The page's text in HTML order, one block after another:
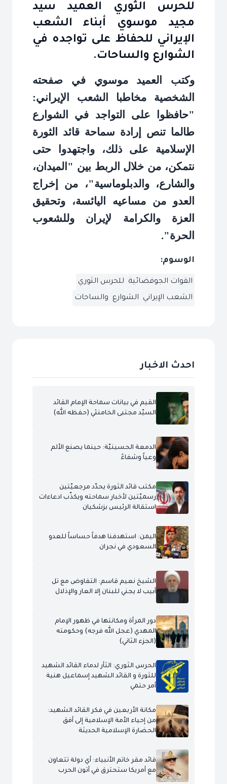
للحرس الثوري العميد سيد
مجيد موسوي أبناء الشعب
الإيراني للحفاظ على تواجده في
الشوارع والساحات.
وكتب العميد موسوي في صفحته
الشخصية مخاطبا الشعب الإيراني:
"حافظوا على التواجد في الشوارع
طالما تنص إرادة سماحة قائد الثورة
الإسلامية على ذلك، واجتهدوا حتى
نتمكن، من خلال الربط بين "الميدان،
والشارع، والدبلوماسية"، من إخراج
العدو من مساعيه اليائسة، وتحقيق
العزة والكرامة لإيران وللشعوب
الحرة."
الوسوم:
القوات الجوفضائية
للحرس الثوري
الشعب الإيراني
الشوارع والساحات
احدث الاخبار
القيم في بيانات سماحة الإمام القائد
السيّد مجتبى الخامنئي (حفظه الله)
الدمعة الحسينيّة: حينما يصنع الألم
وعياً وشفاءً
مكتب قائد الثورة يحدّد مرجعيّتين
رسميّتين لأخبار سماحته ويكذّب ادعاءات
استقالة الرئيس بزشكيان
اليمن: استهدفنا هدفاً حساساً للعدو
السعودي في نجران
الشيخ نعيم قاسم: التفاوض مع تل
أبيب لا يجني للبنان إلا العار والإذلال
دور المرأة ومكانتها في ظهور الإمام
المهدي (عجل الله فرجه) وحكومته
(الجزء الثاني)
الحرس الثوري: الثأر لدماء القائد الشهيد
للثورة و القائد الشهيد إسماعيل هنية
أمر حتمي
مكانة الأربعين في فكر القائد الشهيد:
من إحياء الأمة الإسلامية إلى أفق
الحضارة الإسلامية الحديثة
قائد مقر خاتم الأنبياء: أي دولة تتعاون
مع أمريكا ستحترق في أتون الحرب